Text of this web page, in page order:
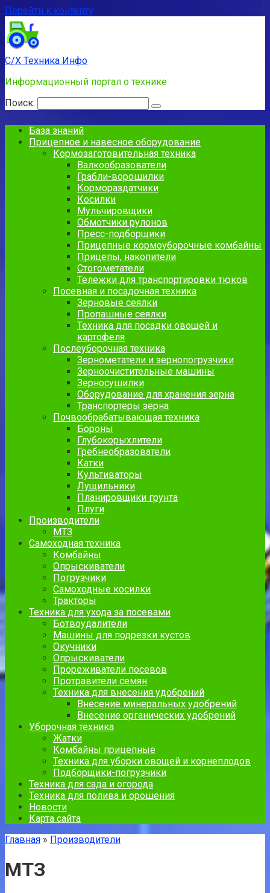
Перейти к контенту
С/Х Техника Инфо
Информационный портал о технике
Поиск:
База знаний
Прицепное и навесное оборудование
Кормозаготовительная техника
Валкообразователи
Грабли-ворошилки
Кормораздатчики
Косилки
Мульчировщики
Обмотчики рулонов
Пресс-подборщики
Прицепные кормоуборочные комбайны
Прицепы, накопители
Стогометатели
Тележки для транспортировки тюков
Посевная и посадочная техника
Зерновые сеялки
Пропашные сеялки
Техника для посадки овощей и
картофеля
Послеуборочная техника
Зернометатели и зернопогрузчики
Зерноочистительные машины
Зерносушилки
Оборудование для хранения зерна
Транспортеры зерна
Почвообрабатывающая техника
Бороны
Глубокорыхлители
Гребнеобразователи
Катки
Культиваторы
Лущильники
Планировщики грунта
Плуги
Производители
МТЗ
Самоходная техника
Комбайны
Опрыскиватели
Погрузчики
Самоходные косилки
Тракторы
Техника для ухода за посевами
Ботвоудалители
Машины для подрезки кустов
Окучники
Опрыскиватели
Прореживатели посевов
Протравители семян
Техника для внесения удобрений
Внесение минеральных удобрений
Внесение органических удобрений
Уборочная техника
Жатки
Комбайны прицепные
Техника для уборки овощей и корнеплодов
Подборщики-погрузчики
Техника для сада и огорода
Техника для полива и орошения
Новости
Карта сайта
Главная » Производители
МТЗ